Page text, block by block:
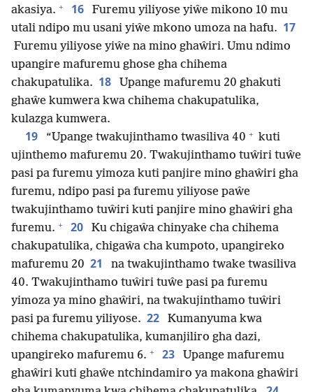
akasiya. + 16
Furemu yiliyose yiŵe mikono 10 mu
utali ndipo mu usani yiŵe mkono umoza na hafu. 17
Furemu yiliyose yiŵe na mino ghaŵiri. Umu ndimo
upangire mafuremu ghose gha chihema
chakupatulika. 18
Upange mafuremu 20 ghakuti
ghaŵe kumwera kwa chihema chakupatulika,
kulazga kumwera.
19 “Upange twakujinthamo twasiliva 40 + kuti
ujinthemo mafuremu 20. Twakujinthamo tuŵiri tuŵe
pasi pa furemu yimoza kuti panjire mino ghaŵiri gha
furemu, ndipo pasi pa furemu yiliyose paŵe
twakujinthamo tuŵiri kuti panjire mino ghaŵiri gha
furemu. + 20
Ku chigaŵa chinyake cha chihema
chakupatulika, chigaŵa cha kumpoto, upangireko
mafuremu 20 21
na twakujinthamo twake twasiliva
40. Twakujinthamo tuŵiri tuŵe pasi pa furemu
yimoza ya mino ghaŵiri, na twakujinthamo tuŵiri
pasi pa furemu yiliyose. 22
Kumanyuma kwa
chihema chakupatulika, kumanjiliro gha dazi,
upangireko mafuremu 6. + 23
Upange mafuremu
ghaŵiri kuti ghaŵe ntchindamiro ya makona ghaŵiri